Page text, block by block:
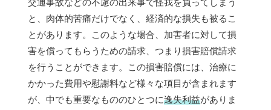
交通事故などの不慮の出来事で怪我を負ってしまう
と、肉体的苦痛だけでなく、経済的な損失も被るこ
とがあります。このような場合、加害者に対して損
害を償ってもらうための請求、つまり損害賠償請求
を行うことができます。この損害賠償には、治療に
かかった費用や慰謝料など様々な項目が含まれます
が、中でも重要なもののひとつに逸失利益がありま